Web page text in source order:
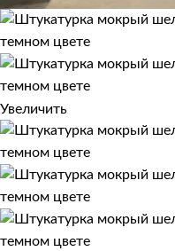
Увеличить